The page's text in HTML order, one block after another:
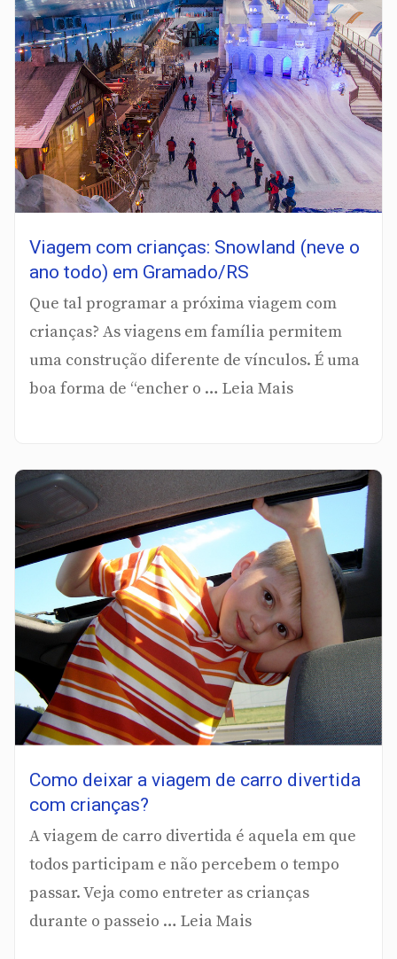
Viagem com crianças: Snowland (neve o
ano todo) em Gramado/RS
Que tal programar a próxima viagem com
crianças? As viagens em família permitem
uma construção diferente de vínculos. É uma
boa forma de “encher o … Leia Mais
Como deixar a viagem de carro divertida
com crianças?
A viagem de carro divertida é aquela em que
todos participam e não percebem o tempo
passar. Veja como entreter as crianças
durante o passeio … Leia Mais